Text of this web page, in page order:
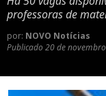
professoras de
por: NOVO Notícias
Publicado 20 de